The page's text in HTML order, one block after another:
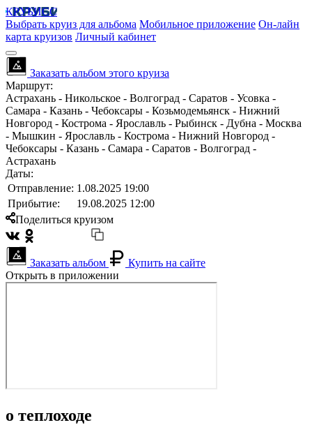
КРУБИСС
Выбрать круиз для альбома Мобильное приложение Он-лайн
карта круизов Личный кабинет
Заказать альбом этого круиза
Маршрут:
Астрахань - Никольское - Волгоград - Саратов - Усовка -
Самара - Казань - Чебоксары - Козьмодемьянск - Нижний
Новгород - Кострома - Ярославль - Рыбинск - Дубна - Москва
- Мышкин - Ярославль - Кострома - Нижний Новгород -
Чебоксары - Казань - Самара - Саратов - Волгоград -
Астрахань
Даты:
Отправление: 1.08.2025 19:00
Прибытие:
19.08.2025 12:00
Поделиться круизом
Заказать альбом
Купить на сайте
Открыть в приложении
о теплоходе